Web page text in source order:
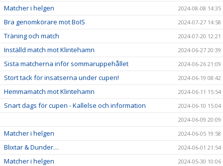
Matcher i helgen 2024-08-08 14:35
Bra genomkörare mot BoIS 2024-07-27 14:58
Träning och match 2024-07-20 12:21
Inställd match mot Klintehamn 2024-06-27 20:39
Sista matcherna inför sommaruppehållet 2024-06-26 21:09
Stort tack för insatserna under cupen! 2024-06-19 08:42
Hemmamatch mot Klintehamn 2024-06-11 15:54
Snart dags för cupen - Kallelse och information
2024-06-10 15:04
2024-06-09 20:09
Matcher i helgen 2024-06-05 19:58
Blixtar & Dunder… 2024-06-01 21:54
Matcher i helgen 2024-05-30 10:06